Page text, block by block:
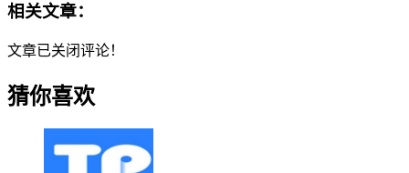
相关文章：
文章已关闭评论！
猜你喜欢